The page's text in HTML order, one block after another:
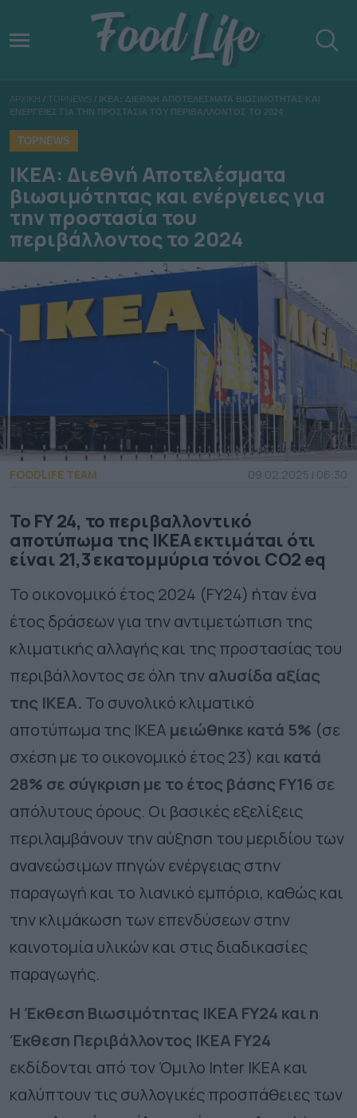
ΑΡΧΙΚΗ / TOPNEWS /
ΙΚΕΑ: ΔΙΕΘΝΗ ΑΠΟΤΕΛΕΣΜΑΤΑ ΒΙΩΣΙΜΟΤΗΤΑΣ ΚΑΙ
ΕΝΕΡΓΕΙΕΣ ΓΙΑ ΤΗΝ ΠΡΟΣΤΑΣΙΑ ΤΟΥ ΠΕΡΙΒΑΛΛΟΝΤΟΣ ΤΟ 2024
TOPNEWS
ΙΚΕΑ: Διεθνή Αποτελέσματα
βιωσιμότητας και ενέργειες για
την προστασία του
περιβάλλοντος το 2024
FOODLIFE TEAM 09.02.2025 | 06:30
Το FY 24, το περιβαλλοντικό
αποτύπωμα της ΙΚΕΑ εκτιμάται ότι
είναι 21,3 εκατομμύρια τόνοι CO2 eq
Το οικονομικό έτος 2024 (FY24) ήταν ένα
έτος δράσεων για την αντιμετώπιση της
κλιματικής αλλαγής και της προστασίας του
περιβάλλοντος σε όλη τηναλυσίδα αξίας
της ΙΚΕΑ. Το συνολικό κλιματικό
αποτύπωμα της ΙΚΕΑ μειώθηκε κατά 5% (σε
σχέση με το οικονομικό έτος 23) και κατά
28% σε σύγκριση με το έτος βάσης FY16 σε
απόλυτους όρους. Οι βασικές εξελίξεις
περιλαμβάνουν την αύξηση του μεριδίου των
ανανεώσιμων πηγών ενέργειας στην
παραγωγή και το λιανικό εμπόριο, καθώς και
την κλιμάκωση των επενδύσεων στην
καινοτομία υλικών και στις διαδικασίες
παραγωγής.
Η Έκθεση Βιωσιμότητας ΙΚΕΑ FY24 και η
Έκθεση Περιβάλλοντος ΙΚΕΑ FY24
εκδίδονται από τον Όμιλο Inter IKEA και
καλύπτουν τις συλλογικές προσπάθειες των